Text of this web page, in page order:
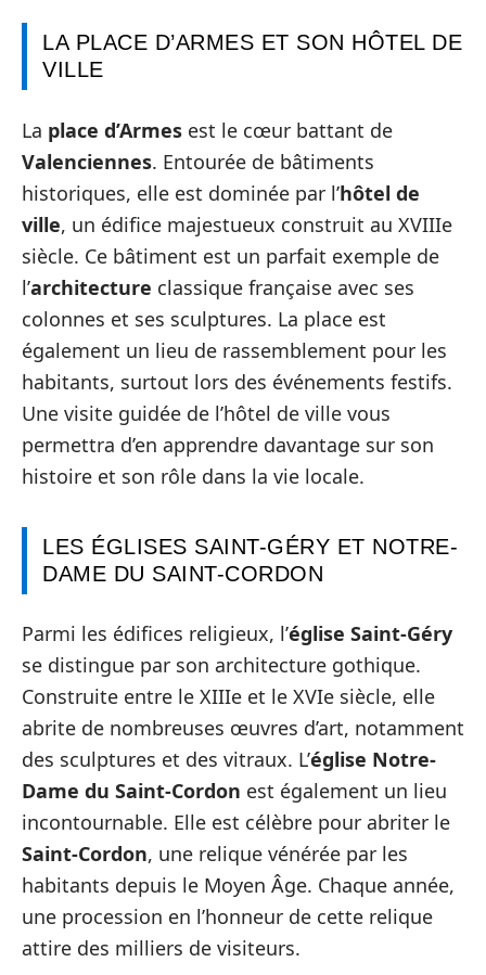
LA PLACE D’ARMES ET SON HÔTEL DE
VILLE
La place d’Armes est le cœur battant de
Valenciennes. Entourée de bâtiments
historiques, elle est dominée par l’hôtel de
ville, un édifice majestueux construit au XVIIIe
siècle. Ce bâtiment est un parfait exemple de
l’architecture classique française avec ses
colonnes et ses sculptures. La place est
également un lieu de rassemblement pour les
habitants, surtout lors des événements festifs.
Une visite guidée de l’hôtel de ville vous
permettra d’en apprendre davantage sur son
histoire et son rôle dans la vie locale.
LES ÉGLISES SAINT-GÉRY ET NOTRE-
DAME DU SAINT-CORDON
Parmi les édifices religieux, l’église Saint-Géry
se distingue par son architecture gothique.
Construite entre le XIIIe et le XVIe siècle, elle
abrite de nombreuses œuvres d’art, notamment
des sculptures et des vitraux. L’église Notre-
Dame du Saint-Cordon est également un lieu
incontournable. Elle est célèbre pour abriter le
Saint-Cordon, une relique vénérée par les
habitants depuis le Moyen Âge. Chaque année,
une procession en l’honneur de cette relique
attire des milliers de visiteurs.